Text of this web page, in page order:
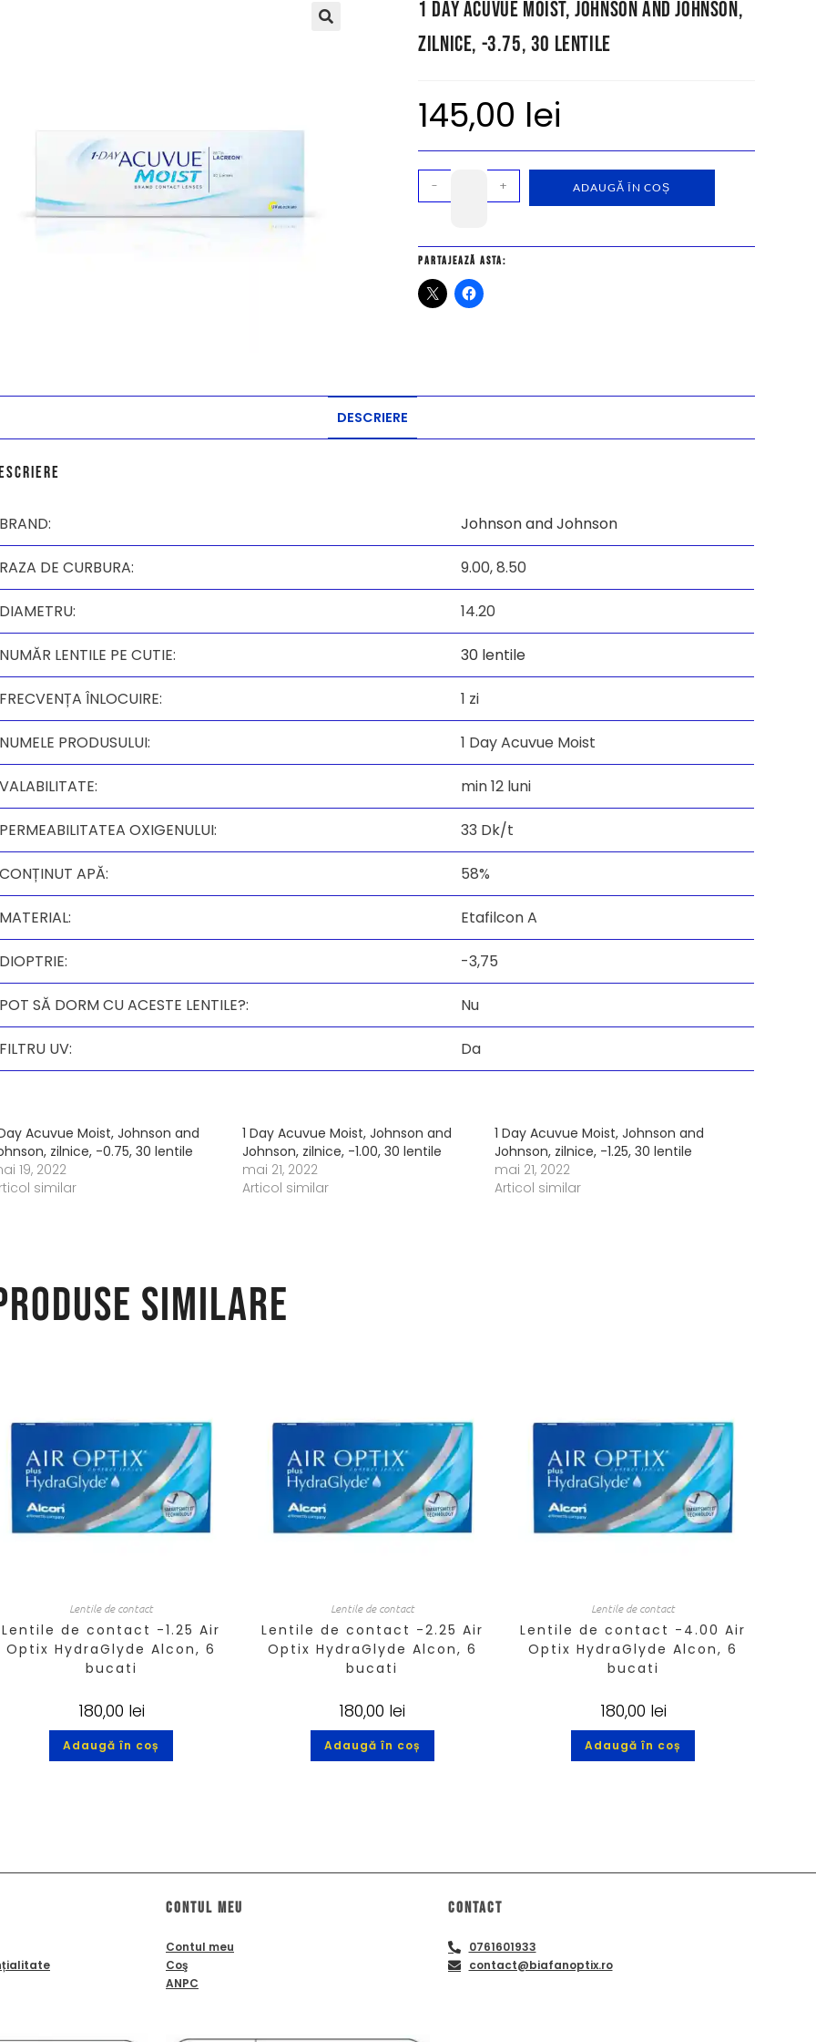
1 Day Acuvue Moist, Johnson and Johnson,
zilnice, -3.75, 30 lentile
145,00 lei
- + ADAUGĂ ÎN COȘ
Partajează asta:
DESCRIERE
BRAND: Johnson and Johnson
RAZA DE CURBURA: 9.00,8.50
DIAMETRU: 14.20
NUMĂR LENTILE PE CUTIE: 30 lentile
FRECVENȚA ÎNLOCUIRE: 1 zi
NUMELE PRODUSULUI: 1 Day Acuvue Moist
VALABILITATE: min 12 luni
PERMEABILITATEA OXIGENULUI: 33 Dk/t
CONȚINUT APĂ: 58%
MATERIAL: Etafilcon A
DIOPTRIE: -3,75
POT SĂ DORM CU ACESTE LENTILE?: Nu
FILTRU UV: Da
Acuvue Moist, Johnson and
zilnice, -0.75, 30 lentile
19, 2022
similar
1 Day Acuvue Moist, Johnson and
Johnson, zilnice, -1.00, 30 lentile
mai 21, 2022
Articol similar
1 Day Acuvue Moist, Johnson and
Johnson, zilnice, -1.25, 30 lentile
mai 21, 2022
Articol similar
similare
Lentile de contact
Lentile de contact -1.25 Air
Optix HydraGlyde Alcon, 6
bucati
180,00 lei
Adaugă în coș
Lentile de contact
Lentile de contact -2.25 Air
Optix HydraGlyde Alcon, 6
bucati
180,00 lei
Adaugă în coș
Lentile de contact
Lentile de contact -4.00 Air
Optix HydraGlyde Alcon, 6
bucati
180,00 lei
Adaugă în coș
Contul meu
Contul meu
Coş
ANPC
Contact
0761601933
contact@biafanoptix.ro